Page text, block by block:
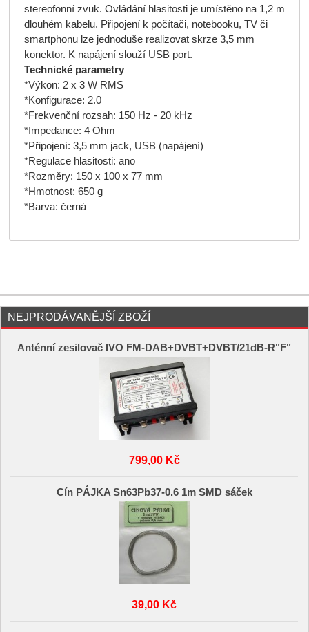
stereofonní zvuk. Ovládání hlasitosti je umístěno na 1,2 m
dlouhém kabelu. Připojení k počítači, notebooku, TV či
smartphonu lze jednoduše realizovat skrze 3,5 mm
konektor. K napájení slouží USB port.
Technické parametry
*Výkon: 2 x 3 W RMS
*Konfigurace: 2.0
*Frekvenční rozsah: 150 Hz - 20 kHz
*Impedance: 4 Ohm
*Připojení: 3,5 mm jack, USB (napájení)
*Regulace hlasitosti: ano
*Rozměry: 150 x 100 x 77 mm
*Hmotnost: 650 g
*Barva: černá
NEJPRODÁVANĚJŠÍ ZBOŽÍ
Anténní zesilovač IVO FM-DAB+DVBT+DVBT/21dB-R"F"
799,00 Kč
Cín PÁJKA Sn63Pb37-0.6 1m SMD sáček
39,00 Kč